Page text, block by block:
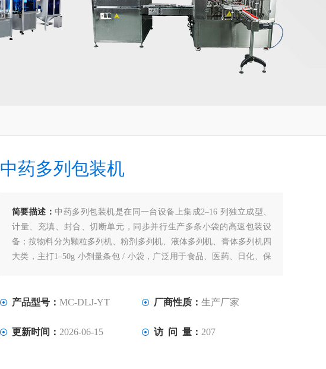
中药多列包装机
简要描述：中药多列包装机是在同一台设备上集成2–16 列独立成型、
计量、充填、封合、切断单元，同步并行生产多条小袋的高速包装设
备；按物料分为颗粒多列机、粉剂多列机、液体多列机、膏体多列机四
大类，主打1–50g 小剂量条包 / 小袋，广泛用于食品、医药、日化、保
产品型号： MC-DLJ-YT 厂商性质： 生产厂家
更新时间： 2026-06-15 访 问 量： 207